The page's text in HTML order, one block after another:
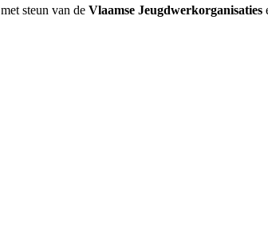
met steun van de Vlaamse Jeugdwerkorganisaties